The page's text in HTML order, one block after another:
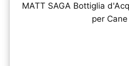
MATT SAGA Bottiglia
per Cane